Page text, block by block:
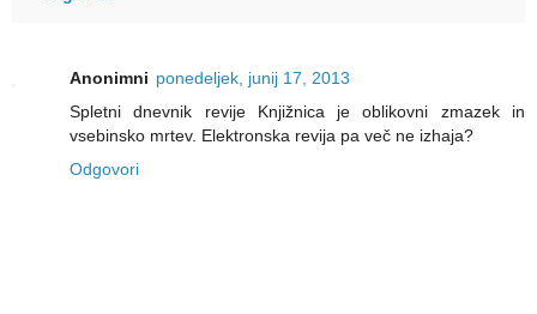
Anonimni ponedeljek, junij 17, 2013
Spletni dnevnik revije Knjižnica je oblikovni zmazek in
vsebinsko mrtev. Elektronska revija pa več ne izhaja?
Odgovori